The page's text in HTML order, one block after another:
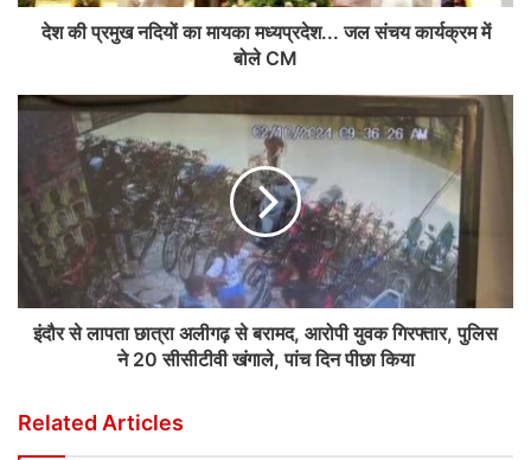
देश की प्रमुख नदियों का मायका मध्यप्रदेश... जल संचय कार्यक्रम में
बोले CM
इंदौर से लापता छात्रा अलीगढ़ से बरामद, आरोपी युवक गिरफ्तार, पुलिस
ने 20 सीसीटीवी खंगाले, पांच दिन पीछा किया
Related Articles